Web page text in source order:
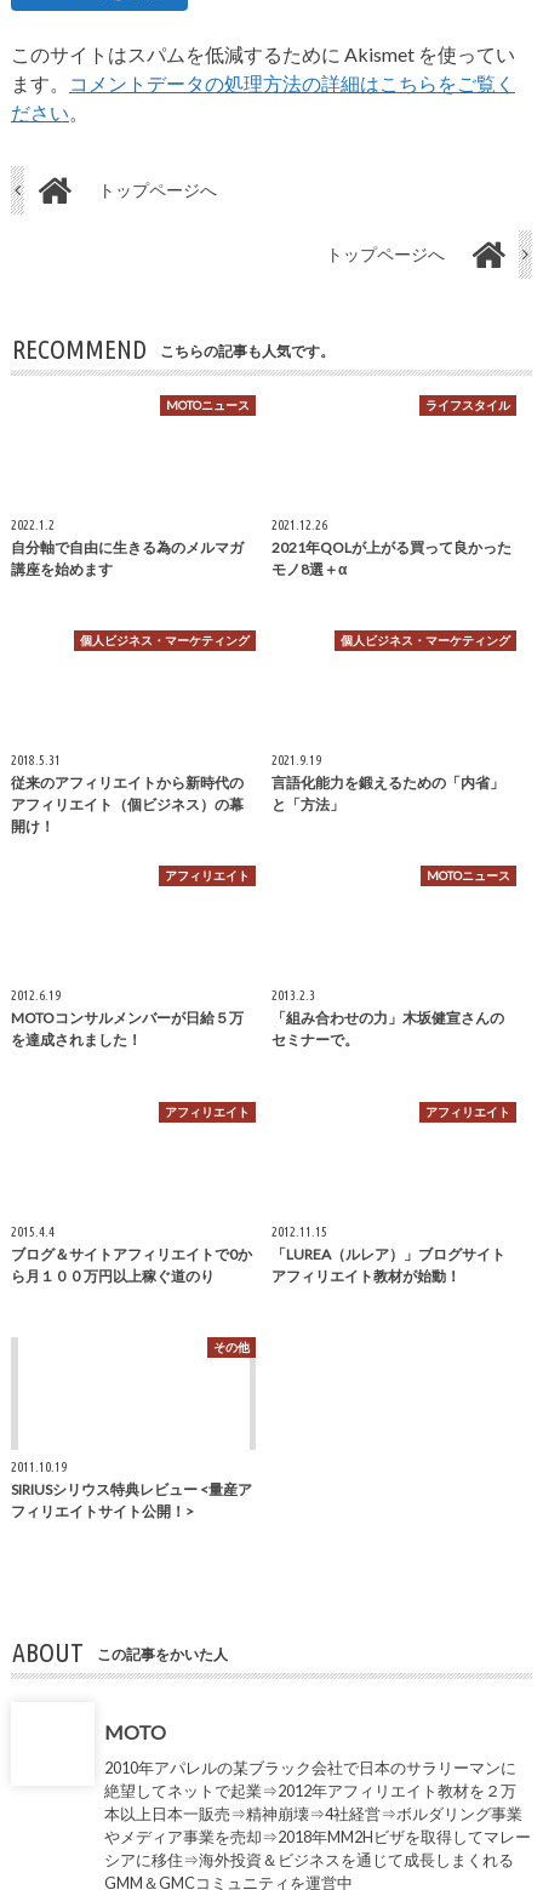
このサイトはスパムを低減するために Akismet を使ってい
ます。
コメントデータの処理方法の詳細はこちらをご覧く
ださい。
トップページへ
トップページへ
RECOMMEND こちらの記事も人気です。
MOTOニュース
2022.1.2
自分軸で自由に生きる為のメルマガ
講座を始めます
ライフスタイル
2021.12.26
2021年QOLが上がる買って良かった
モノ8選＋α
個人ビジネス・マーケティング
2018.5.31
従来のアフィリエイトから新時代の
アフィリエイト（個ビジネス）の幕
開け！
個人ビジネス・マーケティング
2021.9.19
言語化能力を鍛えるための「内省」
と「方法」
アフィリエイト
2012.6.19
MOTOコンサルメンバーが日給５万
を達成されました！
MOTOニュース
2013.2.3
「組み合わせの力」木坂健宣さんの
セミナーで。
アフィリエイト
2015.4.4
ブログ＆サイトアフィリエイトで0か
ら月１００万円以上稼ぐ道のり
アフィリエイト
2012.11.15
「LUREA（ルレア）」ブログサイト
アフィリエイト教材が始動！
その他
2011.10.19
SIRIUSシリウス特典レビュー <量産ア
フィリエイトサイト公開！>
ABOUT この記事をかいた人
MOTO
2010年アパレルの某ブラック会社で日本のサラリーマンに
絶望してネットで起業⇒2012年アフィリエイト教材を２万
本以上日本一販売⇒精神崩壊⇒4社経営⇒ボルダリング事業
やメディア事業を売却⇒2018年MM2Hビザを取得してマレー
シアに移住⇒海外投資＆ビジネスを通じて成長しまくれる
GMM＆GMCコミュニティを運営中